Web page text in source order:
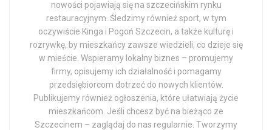
nowości pojawiają się na szczecińskim rynku
restauracyjnym. Śledzimy również sport, w tym
oczywiście Kinga i Pogoń Szczecin, a także kulturę i
rozrywkę, by mieszkańcy zawsze wiedzieli, co dzieje się
w mieście. Wspieramy lokalny biznes – promujemy
firmy, opisujemy ich działalność i pomagamy
przedsiębiorcom dotrzeć do nowych klientów.
Publikujemy również ogłoszenia, które ułatwiają życie
mieszkańcom. Jeśli chcesz być na bieżąco ze
Szczecinem – zaglądaj do nas regularnie. Tworzymy